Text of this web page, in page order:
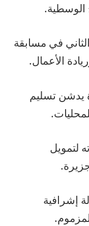
الوسطية.
في مسابقة
الأعمال.
يدشن تسليم
لتمويل
إشرافية